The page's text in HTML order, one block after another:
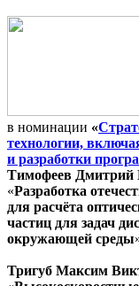
в номинации «
технологии,
и разработки
Тимофеев Дмитрий
«Разработка
для расчёта
частиц для задач
окружающей среды
Тригуб Максим